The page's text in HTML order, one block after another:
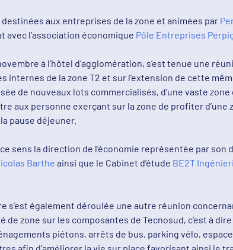
aux entreprises de la zone et animées par
avec l’association économique Pôle Entreprises
à l’hôtel d’agglomération, s’est tenue une
internes de la zone T2 et sur l’extension de cette
de nouveaux lots commercialisés, d’une vaste
aux personne exerçant sur la zone de profiter d’une
pause déjeuner.
sens la direction de l’économie représentée par son
Barthe ainsi que le Cabinet d’étude BE2T
s’est également déroulée une autre réunion
de zone sur les composantes de Tecnosud, c’est à dire
piétons, arrêts de bus, parking vélo,